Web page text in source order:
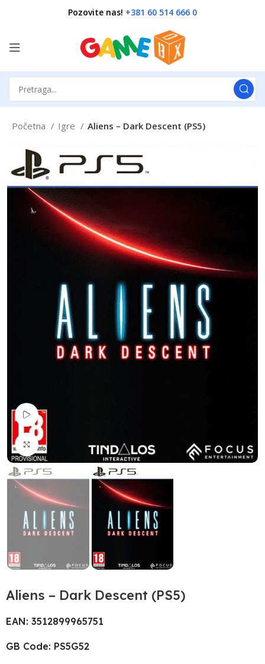
Pozovite nas! +381 60 514 666 0
Početna Igre Aliens – Dark Descent (PS5)
Pogledaj Video
Uvećaj sliku
Aliens – Dark Descent (PS5)
EAN: 3512899965751
GB Code: PS5G52